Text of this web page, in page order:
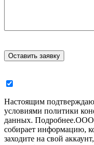
Настоящим
условиями политики
данных. Подробнее.ООО
собирает информацию,
заходите на свой